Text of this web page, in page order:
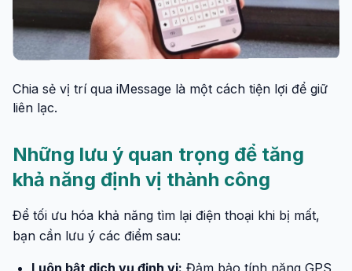
Chia sẻ vị trí qua iMessage là một cách tiện lợi để giữ
liên lạc.
Những lưu ý quan trọng để tăng
khả năng định vị thành công
Để tối ưu hóa khả năng tìm lại điện thoại khi bị mất,
bạn cần lưu ý các điểm sau:
Luôn bật dịch vụ định vị: Đảm bảo tính năng GPS